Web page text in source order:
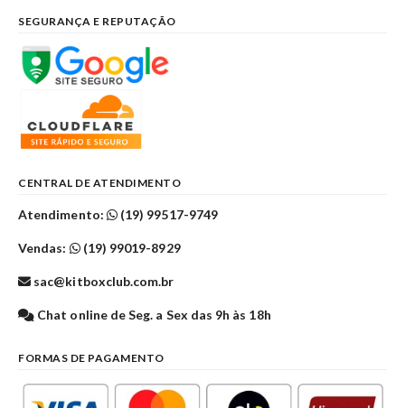
SEGURANÇA E REPUTAÇÃO
CENTRAL DE ATENDIMENTO
Atendimento: (19) 99517-9749
Vendas: (19) 99019-8929
sac@kitboxclub.com.br
Chat online de Seg. a Sex das 9h às 18h
FORMAS DE PAGAMENTO